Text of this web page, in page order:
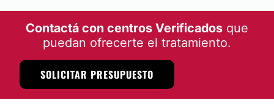
Contactá con centros Verificados que
puedan ofrecerte el tratamiento.
SOLICITAR PRESUPUESTO